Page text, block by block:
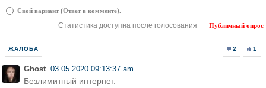
Свой вариант (Ответ в комменте).
Статистика доступна после голосования Публичный опрос
ЖАЛОБА 2 1
Ghost 03.05.2020 09:13:37 am
Безлимитный интернет.